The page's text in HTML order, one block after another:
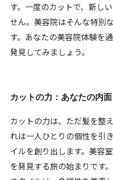
す。一度のカットで、新し
せん。美容院はそんな特別
す。あなたの美容院体験を
発見してみましょう。
カットの力：あなたの内
カットの力は、ただ髪を整
れは一人ひとりの個性を引
イルを創り出します。美容
を発見する旅の始まりです